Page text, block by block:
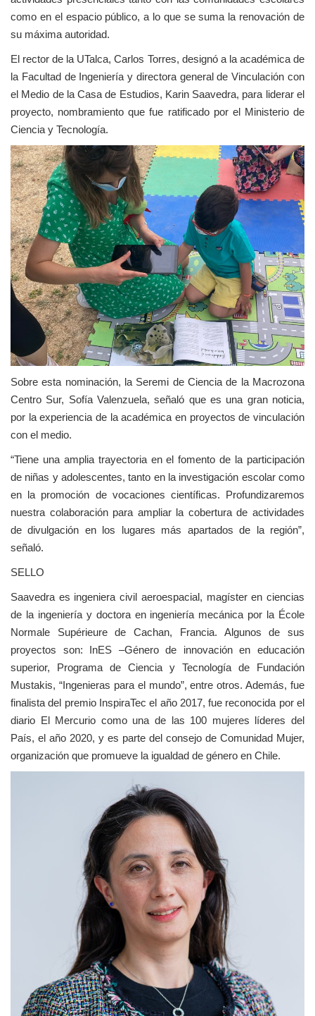
como en el espacio público, a lo que se suma la renovación de
su máxima autoridad.
El rector de la UTalca, Carlos Torres, designó a la académica de
la Facultad de Ingeniería y directora general de Vinculación con
el Medio de la Casa de Estudios, Karin Saavedra, para liderar el
proyecto, nombramiento que fue ratificado por el Ministerio de
Ciencia y Tecnología.
Sobre esta nominación, la Seremi de Ciencia de la Macrozona
Centro Sur, Sofía Valenzuela, señaló que es una gran noticia,
por la experiencia de la académica en proyectos de vinculación
con el medio.
“Tiene una amplia trayectoria en el fomento de la participación
de niñas y adolescentes, tanto en la investigación escolar como
en la promoción de vocaciones científicas. Profundizaremos
nuestra colaboración para ampliar la cobertura de actividades
de divulgación en los lugares más apartados de la región”,
señaló.
SELLO
Saavedra es ingeniera civil aeroespacial, magíster en ciencias
de la ingeniería y doctora en ingeniería mecánica por la École
Normale Supérieure de Cachan, Francia. Algunos de sus
proyectos son: InES –Género de innovación en educación
superior, Programa de Ciencia y Tecnología de Fundación
Mustakis, “Ingenieras para el mundo”, entre otros. Además, fue
finalista del premio InspiraTec el año 2017, fue reconocida por el
diario El Mercurio como una de las 100 mujeres líderes del
País, el año 2020, y es parte del consejo de Comunidad Mujer,
organización que promueve la igualdad de género en Chile.